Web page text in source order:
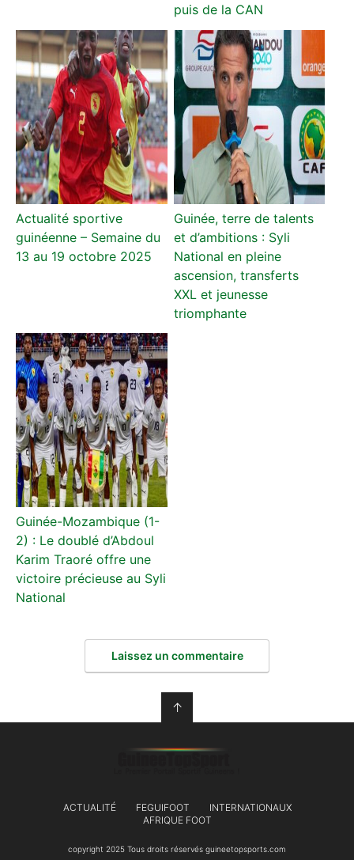
puis de la CAN
Actualité sportive
guinéenne – Semaine du
13 au 19 octobre 2025
Guinée, terre de talents
et d’ambitions : Syli
National en pleine
ascension, transferts
XXL et jeunesse
triomphante
Guinée-Mozambique (1-
2) : Le doublé d’Abdoul
Karim Traoré offre une
victoire précieuse au Syli
National
Laissez un commentaire
↑
ACTUALITÉ FEGUIFOOT
INTERNATIONAUX
AFRIQUE FOOT
copyright 2025 Tous droits réservés guineetopsports.com